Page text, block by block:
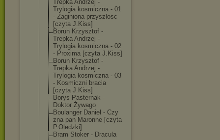
Trepka Andrzej -
Trylogia kosmiczna - 01
- Zaginiona przyszlosc
[czyta J.Kiss]
Borun Krzysztof -
Trepka Andrzej -
Trylogia kosmiczna - 02
- Proxima [czyta J.Kiss]
Borun Krzysztof -
Trepka Andrzej -
Trylogia kosmiczna - 03
- Kosmiczni bracia
[czyta J.Kiss]
Borys Pasternak -
Doktor Żywago
Boulanger Daniel - Czy
zna pan Maronne [czyta
P.Oledzki]
Bram Stoker - Dracula